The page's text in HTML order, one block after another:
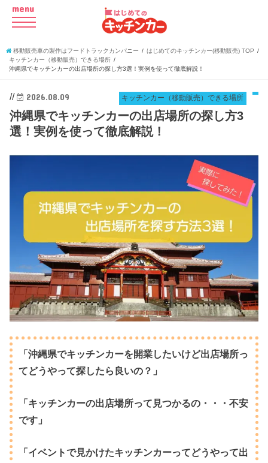
menu
移動販売車の製作はフードトラックカンパニー
はじめてのキッチンカー(移動販売) TOP
キッチンカー（移動販売）できる場所
沖縄県でキッチンカーの出店場所の探し方3選！実例を使って徹底解説！
// キッチンカー（移動販売）できる場所
2026.08.09
沖縄県でキッチンカーの出店場所の探し方3
選！実例を使って徹底解説！
「沖縄県でキッチンカーを開業したいけど出店場所っ
てどうやって探したら良いの？」
「キッチンカーの出店場所って見つかるの・・・不安
です」
「イベントで見かけたキッチンカーってどうやって出